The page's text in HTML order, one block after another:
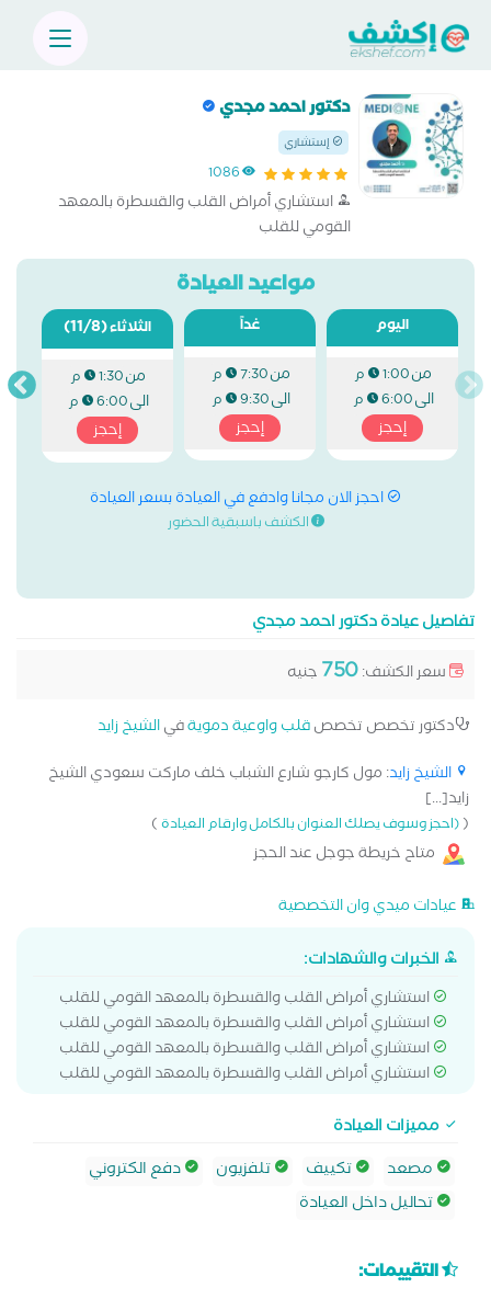
دكتور احمد مجدي
إستشاري
1086
استشاري أمراض القلب والقسطرة بالمعهد
القومي للقلب
مواعيد العيادة
اليوم
من1:00 م
الى6:00 م
إحجز
غداً
من7:30 م
الى9:30 م
إحجز
الثلاثاء(11/8)
من1:30 م
الى6:00 م
إحجز
احجز الان مجانا وادفع في العيادة بسعر العيادة
الكشف باسبقية الحضور
تفاصيل عيادة دكتور احمد مجدي
سعر الكشف:750 جنيه
دكتور تخصص تخصصقلب واوعية دمويةفيالشيخ زايد
الشيخ زايد: مول كارجو شارع الشباب خلف ماركت سعودي الشيخ
زايد[...]
((احجز وسوف يصلك العنوان بالكامل وارقام العيادة)
متاح خريطة جوجل عند الحجز
عيادات ميدي وان التخصصية
الخبرات والشهادات:
استشاري أمراض القلب والقسطرة بالمعهد القومي للقلب
استشاري أمراض القلب والقسطرة بالمعهد القومي للقلب
استشاري أمراض القلب والقسطرة بالمعهد القومي للقلب
استشاري أمراض القلب والقسطرة بالمعهد القومي للقلب
مميزات العيادة
مصعد
تكييف تلفزيون
دفع الكتروني
تحاليل داخل العيادة
التقييمات: